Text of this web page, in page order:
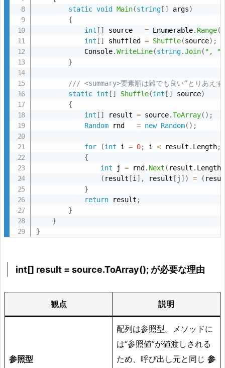
r
c
e.
T
A
r
r
y
(); が
必
理
由
4.
3.
ッ
h
static void Main(string [ ] args)
{
int [ ] source = Enumerable. Range(
int [ ] shuffled = Shuffle(source) ;
            Console
.WriteLine(string.Join( ", "
}
/// <summary>要素順は雑でも良い“とりあえず
static int [ ] Shuffle(int [ ] source)
{
int [ ] result = source.ToArray( ) ;
Random rnd = new Random( ) ;
for (int i = 0; i < result . Length;
{
int j = rnd . Next ( result . Length
( result [i ] , result [ j ] ) = (
}
return result ;
}
}
}
int[] result = source.ToArray(); が必要な理由
観点 説明
参照型
配列は参照型。メソッドに
は“参照値”が値渡しされる
ため、呼び出し元と同じ 参